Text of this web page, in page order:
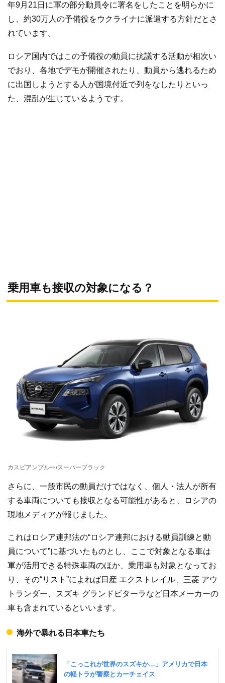
年9月21日に軍の部分動員令に署名をしたことを明らかに
し、約30万人の予備役をウクライナに派遣する方針だとさ
れています。
ロシア国内ではこの予備役の動員に抗議する活動が相次い
でおり、各地でデモが開催されたり、動員から逃れるため
に出国しようとする人が国境付近で列をなしたりといっ
た、混乱が生じているようです。
乗用車も接収の対象になる？
カスピアンブルー/スーパーブラック
さらに、一般市民の動員だけではなく、個人・法人が所有
する車両についても接収となる可能性があると、ロシアの
現地メディアが報じました。
これはロシア連邦法の“ロシア連邦における動員訓練と動
員について”に基づいたものとし、ここで対象となる車は
軍が活用できる特殊車両のほか、乗用車も対象となってお
り、その“リスト”によれば日産 エクストレイル、三菱 アウ
トランダー、スズキ グランドビターラなど日本メーカーの
車も含まれているといいます。
海外で暴れる日本車たち